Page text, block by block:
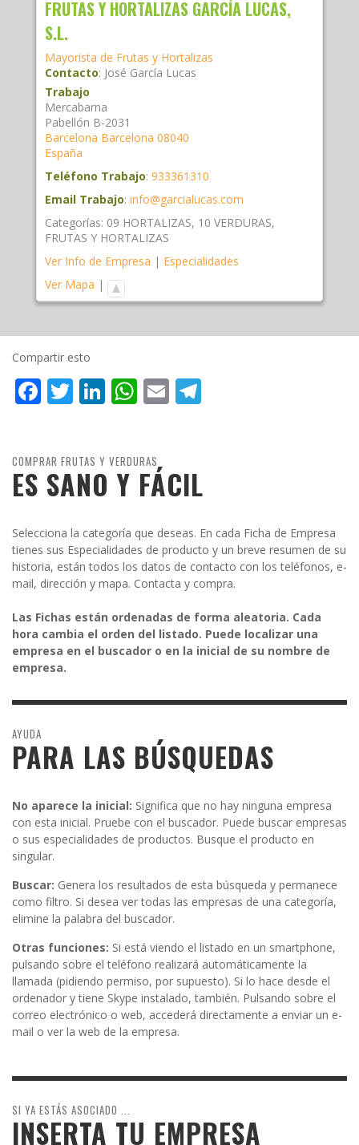
FRUTAS Y HORTALIZAS GARCÍA LUCAS,
S.L.
Mayorista de Frutas y Hortalizas
Contacto: José García Lucas
Trabajo
Mercabarna
Pabellón B-2031
Barcelona Barcelona 08040
España
Teléfono Trabajo: 933361310
Email Trabajo: info@garcialucas.com
Categorías: 09 HORTALIZAS, 10 VERDURAS,
FRUTAS Y HORTALIZAS
Ver Info de Empresa | Especialidades
Ver Mapa |
Compartir esto
Facebook
Twitter
LinkedIn
WhatsApp
Email
COMPRAR FRUTAS Y VERDURAS
ES SANO Y FÁCIL
Selecciona la categoría que deseas. En cada Ficha de Empresa
tienes sus Especialidades de producto y un breve resumen de su
historia, están todos los datos de contacto con los teléfonos, e-
mail, dirección y mapa. Contacta y compra.
Las Fichas están ordenadas de forma aleatoria. Cada
hora cambia el orden del listado. Puede localizar una
empresa en el buscador o en la inicial de su nombre de
empresa.
AYUDA
PARA LAS BÚSQUEDAS
No aparece la inicial: Significa que no hay ninguna empresa
con esta inicial. Pruebe con el buscador. Puede buscar empresas
o sus especialidades de productos. Busque el producto en
singular.
Buscar: Genera los resultados de esta búsqueda y permanece
como filtro. Si desea ver todas las empresas de una categoría,
elimine la palabra del buscador.
Otras funciones: Si está viendo el listado en un smartphone,
pulsando sobre el teléfono realizará automáticamente la
llamada (pidiendo permiso, por supuesto). Si lo hace desde el
ordenador y tiene Skype instalado, también. Pulsando sobre el
correo electrónico o web, accederá directamente a enviar un e-
mail o ver la web de la empresa.
SI YA ESTÁS ASOCIADO ...
INSERTA TU EMPRESA